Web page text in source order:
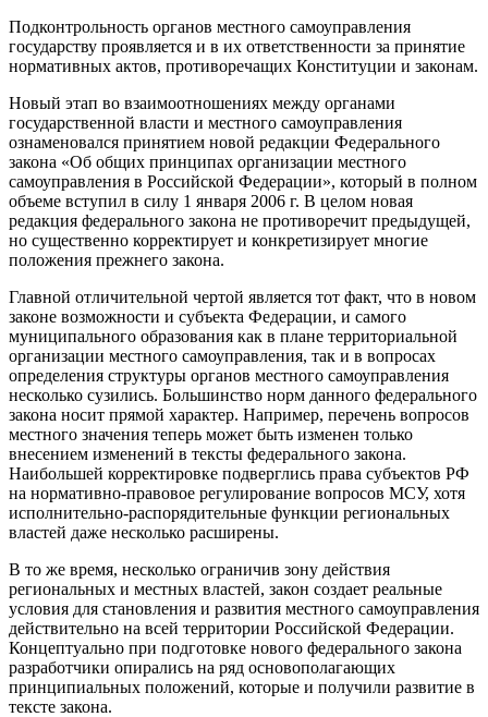
Подконтрольность органов местного самоуправления
государству проявляется и в их ответственности за принятие
нормативных актов, противоречащих Конституции и законам.
Новый этап во взаимоотношениях между органами
государственной власти и местного самоуправления
ознаменовался принятием новой редакции Федерального
закона «Об общих принципах организации местного
самоуправления в Российской Федерации», который в полном
объеме вступил в силу 1 января 2006 г. В целом новая
редакция федерального закона не противоречит предыдущей,
но существенно корректирует и конкретизирует многие
положения прежнего закона.
Главной отличительной чертой является тот факт, что в новом
законе возможности и субъекта Федерации, и самого
муниципального образования как в плане территориальной
организации местного самоуправления, так и в вопросах
определения структуры органов местного самоуправления
несколько сузились. Большинство норм данного федерального
закона носит прямой характер. Например, перечень вопросов
местного значения теперь может быть изменен только
внесением изменений в тексты федерального закона.
Наибольшей корректировке подверглись права субъектов РФ
на нормативно-правовое регулирование вопросов МСУ, хотя
исполнительно-распорядительные функции региональных
властей даже несколько расширены.
В то же время, несколько ограничив зону действия
региональных и местных властей, закон создает реальные
условия для становления и развития местного самоуправления
действительно на всей территории Российской Федерации.
Концептуально при подготовке нового федерального закона
разработчики опирались на ряд основополагающих
принципиальных положений, которые и получили развитие в
тексте закона.